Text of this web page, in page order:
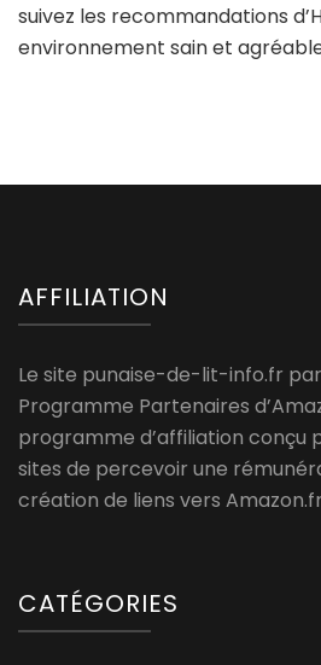
suivez les recommandations
environnement sain et
AFFILIATION
Le site punaise-de-lit-info.fr
Programme Partenaires
programme d’affiliation conçu
sites de percevoir une
création de liens vers Amazon.fr
CATÉGORIES